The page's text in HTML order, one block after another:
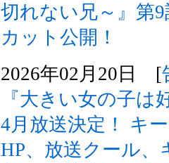
切れない兄～』第
カット公開！
2026年02月20日 [
『大きい女の子は
4月放送決定！ キ
HP、放送クール